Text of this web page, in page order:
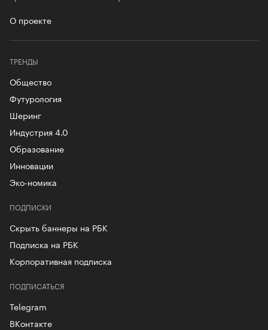
О проекте
ТРЕНДЫ
Общество
Футурология
Шеринг
Индустрия 4.0
Образование
Инновации
Эко-номика
ПОДПИСКИ
Скрыть баннеры на РБК
Подписка на РБК
Корпоративная подписка
ПОДПИСАТЬСЯ
Telegram
ВКонтакте